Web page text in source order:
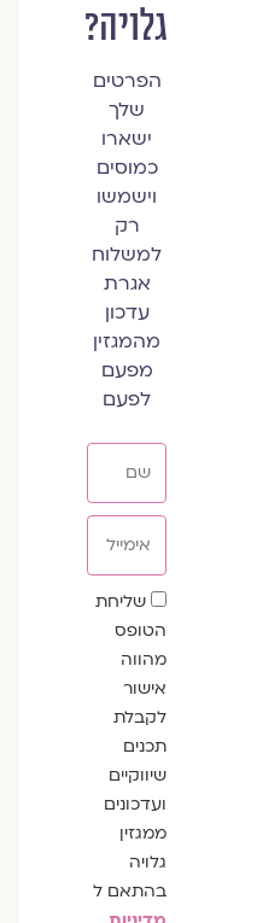
גלויה?
הפרטים
שלך
ישארו
כמוסים
וישמשו
רק
למשלוח
אגרת
עדכון
מהמגזין
מפעם
לפעם
שדה
הסכמה
שליחת
הטופס
מהווה
אישור
לקבלת
תכנים
שיווקיים
ועדכונים
ממגזין
גלויה
בהתאם ל